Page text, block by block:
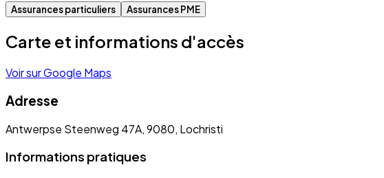
Assurances particuliers Assurances PME
Carte et informations d'accès
Voir sur Google Maps
Adresse
Antwerpse Steenweg 47A, 9080, Lochristi
Informations pratiques